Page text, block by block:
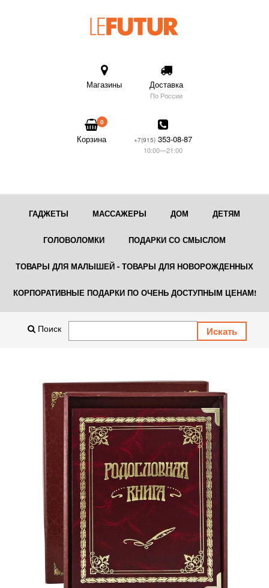
Магазины Доставка
По России
0
Корзина +7(915) 353-08-87
10:00—21:00
ГАДЖЕТЫ МАССАЖЕРЫ ДОМ ДЕТЯМ
ГОЛОВОЛОМКИ ПОДАРКИ СО СМЫСЛОМ
ТОВАРЫ ДЛЯ МАЛЫШЕЙ - ТОВАРЫ ДЛЯ НОВОРОЖДЕННЫХ
КОРПОРАТИВНЫЕ ПОДАРКИ ПО ОЧЕНЬ ДОСТУПНЫМ ЦЕНАМ!
Поиск